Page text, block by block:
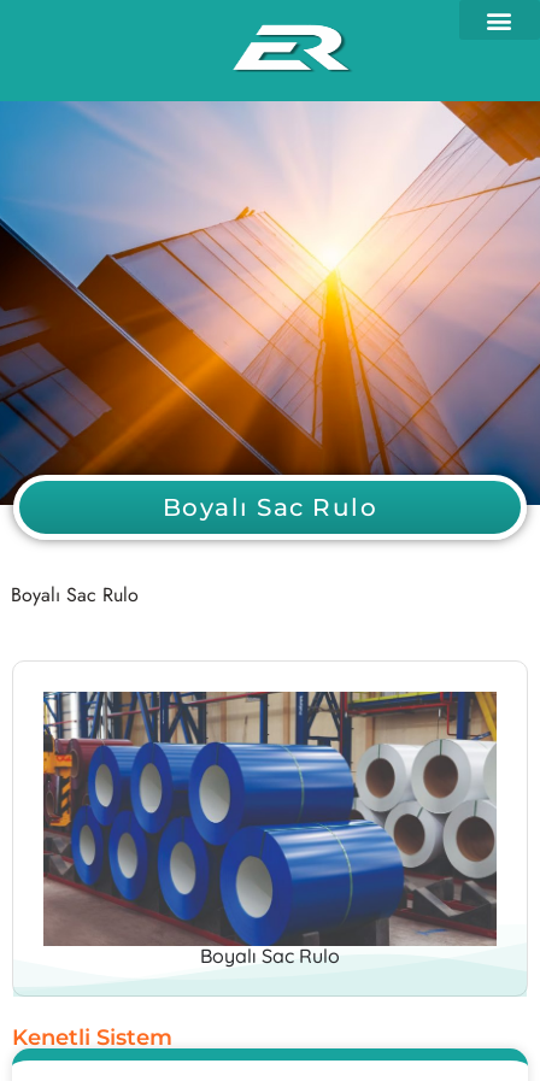
Boyalı Sac Rulo
Kenetli Sistem
Boyalı Sac Rulo
Boyalı Sac Rulo